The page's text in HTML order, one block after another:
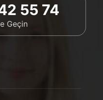
55 74
Geçin